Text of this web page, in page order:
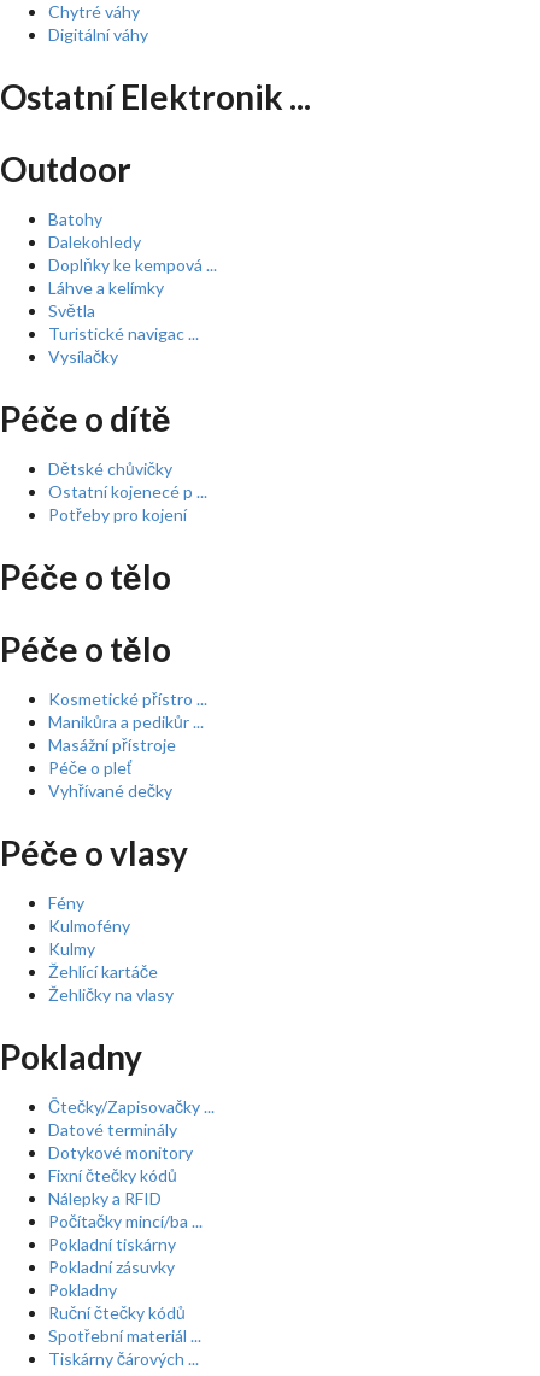
Chytré váhy
Digitální váhy
Ostatní Elektronik ...
Outdoor
Batohy
Dalekohledy
Doplňky ke kempová ...
Láhve a kelímky
Světla
Turistické navigac ...
Vysílačky
Péče o dítě
Dětské chůvičky
Ostatní kojenecé p ...
Potřeby pro kojení
Péče o tělo
Péče o tělo
Kosmetické přístro ...
Manikůra a pedikůr ...
Masážní přístroje
Péče o pleť
Vyhřívané dečky
Péče o vlasy
Fény
Kulmofény
Kulmy
Žehlící kartáče
Žehličky na vlasy
Pokladny
Čtečky/Zapisovačky ...
Datové terminály
Dotykové monitory
Fixní čtečky kódů
Nálepky a RFID
Počítačky mincí/ba ...
Pokladní tiskárny
Pokladní zásuvky
Pokladny
Ruční čtečky kódů
Spotřební materiál ...
Tiskárny čárových ...